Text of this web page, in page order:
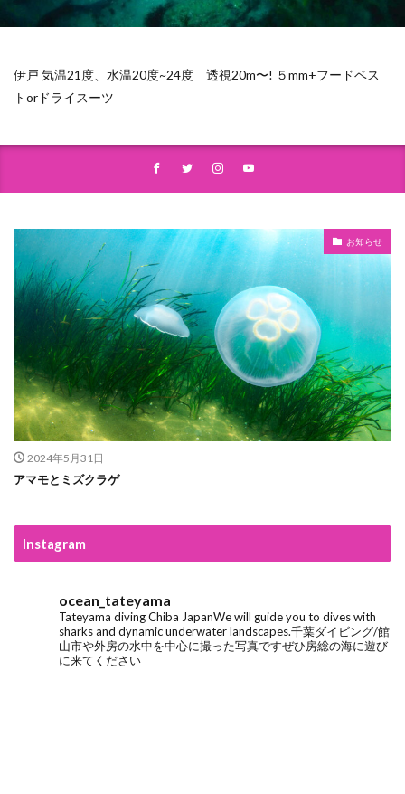
伊戸 気温21度、水温20度~24度 透視20m〜! ５mm+フードベス
トorドライスーツ
お知らせ
2024年5月31日
アマモとミズクラゲ
Instagram
ocean_tateyama
Tateyama divingChiba JapanWe will guide you to dives with
sharks and dynamic underwater landscapes.千葉ダイビング/館
山市や外房の水中を中心に撮った写真ですぜひ房総の海に遊び
に来てください